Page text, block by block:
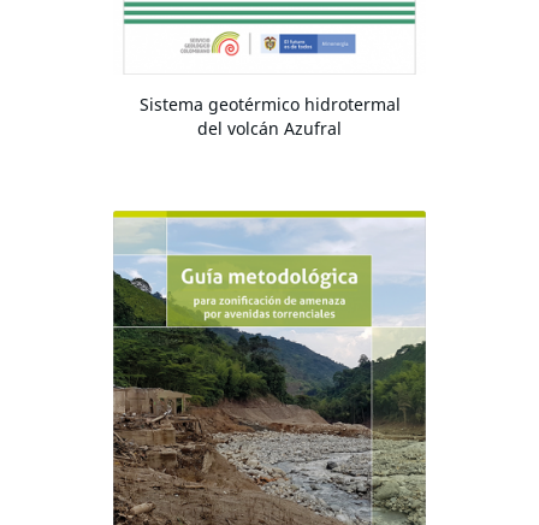
Sistema geotérmico hidrotermal
del volcán Azufral